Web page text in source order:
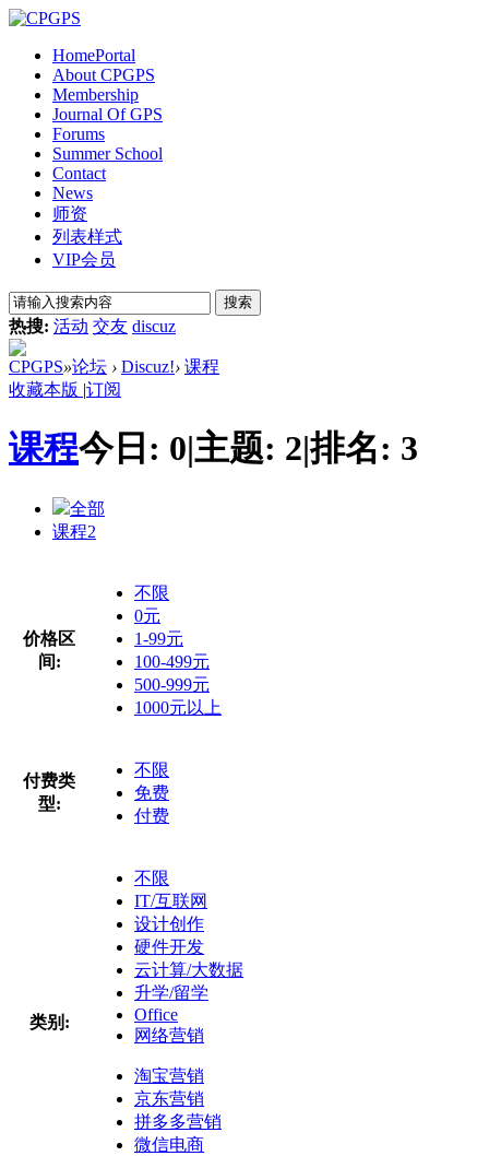
HomePortal
About CPGPS
Membership
Journal Of GPS
Forums
Summer School
Contact
News
师资
列表样式
VIP会员
搜索
热搜: 活动 交友 discuz
CPGPS»论坛 › Discuz!› 课程
收藏本版 |订阅
课程今日: 0|主题: 2|排名: 3
全部
课程2
价格区
间:
不限
0元
1-99元
100-499元
500-999元
1000元以上
付费类
型:
不限
免费
付费
类别:
不限
IT/互联网
设计创作
硬件开发
云计算/大数据
升学/留学
Office
网络营销
淘宝营销
京东营销
拼多多营销
微信电商